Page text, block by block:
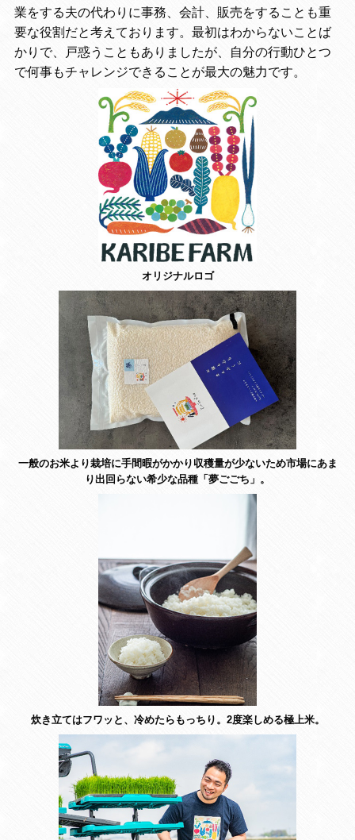
業をする夫の代わりに事務、会計、販売をすることも重
要な役割だと考えております。最初はわからないことば
かりで、戸惑うこともありましたが、自分の行動ひとつ
で何事もチャレンジできることが最大の魅力です。
オリジナルロゴ
一般のお米より栽培に手間暇がかかり収穫量が少ないため市場にあま
り出回らない希少な品種「夢ごごち」。
炊き立てはフワッと、冷めたらもっちり。2度楽しめる極上米。